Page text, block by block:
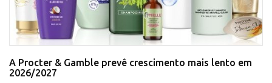
A Procter & Gamble prevê crescimento mais lento em
2026/2027